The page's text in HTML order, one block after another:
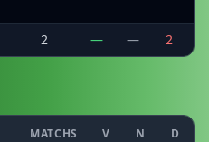
2 — — 2
MATCHS V N D